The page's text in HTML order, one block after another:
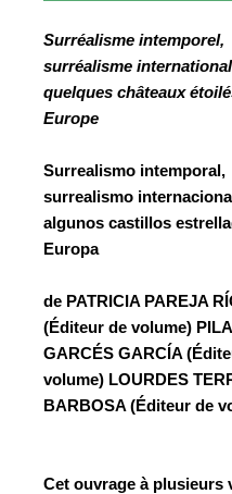
Surréalisme intemporel,
surréalisme
quelques châteaux
Europe
Surrealismo intemporal,
surrealismo
algunos castillos
Europa
de PATRICIA PAREJA
(Éditeur de volume)
GARCÉS GARCÍA
volume) LOURDES
BARBOSA (Éditeur de
Cet ouvrage à plusieurs